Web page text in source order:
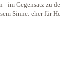
im Gegensatz zu
Sinne: eher für